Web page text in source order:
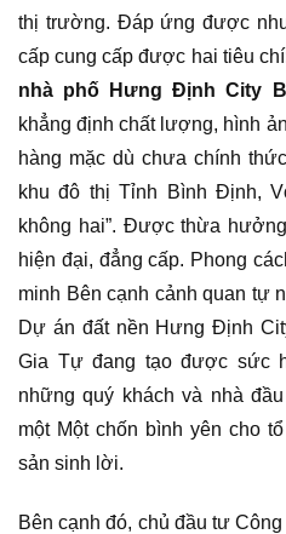
thị trường. Đáp ứng được
cấp cung cấp được hai tiêu
nhà phố Hưng Định City
khẳng định chất lượng, hình
hàng mặc dù chưa chính
khu đô thị Tỉnh Bình Định,
không hai”. Được thừa
hiện đại, đẳng cấp. Phong
minh Bên cạnh cảnh quan tự
Dự án đất nền Hưng Định
Gia Tự đang tạo được sức
những quý khách và nhà
một Một chốn bình yên cho
sản sinh lời.
Bên cạnh đó, chủ đầu tư